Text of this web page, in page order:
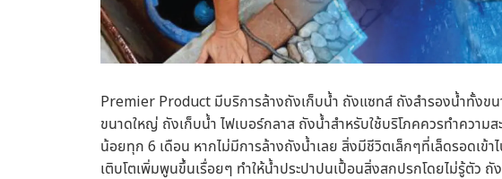
Premier Product มีบริการล้างถังเก็บน้ำ ถังแซทส์ ถังสำรองน้ำทั้งขน
ขนาดใหญ่ ถังเก็บน้ำ ไฟเบอร์กลาส ถังน้ำสำหรับใช้บริโภคควรทำความส
น้อยทุก 6 เดือน หากไม่มีการล้างถังน้ำเลย สิ่งมีชีวิตเล็กๆที่เล็ดรอดเข้า
เติบโตเพิ่มพูนขึ้นเรื่อยๆ ทำให้น้ำประปาปนเปื้อนสิ่งสกปรกโดยไม่รู้ตัว ถั